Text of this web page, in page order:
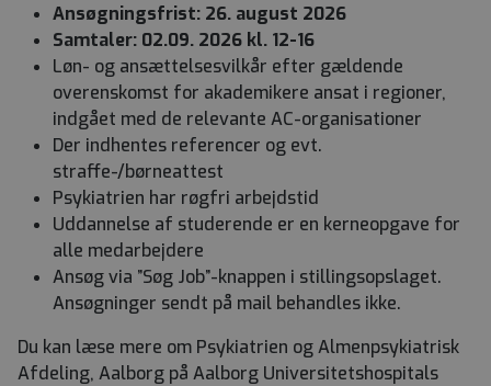
Ansøgningsfrist: 26. august 2026
Samtaler: 02.09. 2026 kl. 12-16
Løn- og ansættelsesvilkår efter gældende
overenskomst for akademikere ansat i regioner,
indgået med de relevante AC-organisationer
Der indhentes referencer og evt.
straffe-/børneattest
Psykiatrien har røgfri arbejdstid
Uddannelse af studerende er en kerneopgave for
alle medarbejdere
Ansøg via ”Søg Job”-knappen i stillingsopslaget.
Ansøgninger sendt på mail behandles ikke.
Du kan læse mere om Psykiatrien og Almenpsykiatrisk
Afdeling, Aalborg på Aalborg Universitetshospitals